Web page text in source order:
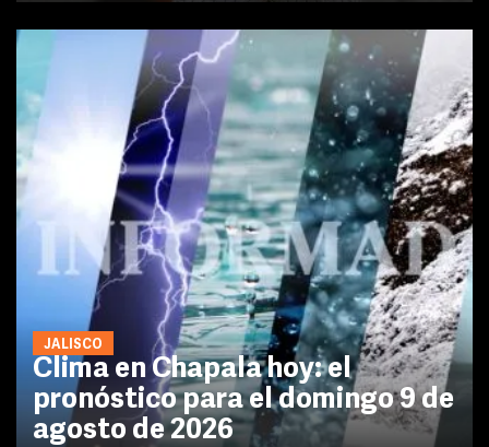
JALISCO
Clima en Chapala hoy: el
pronóstico para el domingo 9 de
agosto de 2026